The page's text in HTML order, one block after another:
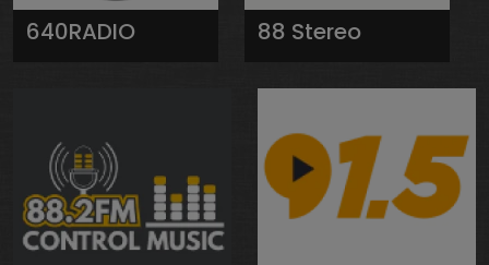
640RADIO 88 Stereo